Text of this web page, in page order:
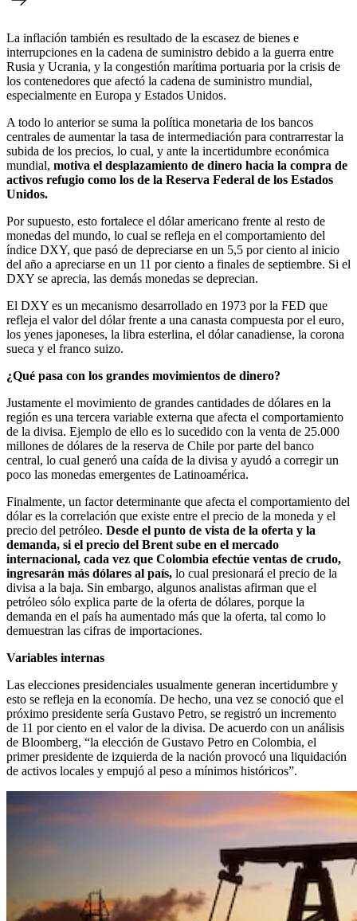
La inflación también es resultado de la escasez de bienes e
interrupciones en la cadena de suministro debido a la guerra entre
Rusia y Ucrania, y la congestión marítima portuaria por la crisis de
los contenedores que afectó la cadena de suministro mundial,
especialmente en Europa y Estados Unidos.
A todo lo anterior se suma la política monetaria de los bancos
centrales de aumentar la tasa de intermediación para contrarrestar la
subida de los precios, lo cual, y ante la incertidumbre económica
mundial, motiva el desplazamiento de dinero hacia la compra de
activos refugio como los de la Reserva Federal de los Estados
Unidos.
Por supuesto, esto fortalece el dólar americano frente al resto de
monedas del mundo, lo cual se refleja en el comportamiento del
índice DXY, que pasó de depreciarse en un 5,5 por ciento al inicio
del año a apreciarse en un 11 por ciento a finales de septiembre. Si el
DXY se aprecia, las demás monedas se deprecian.
El DXY es un mecanismo desarrollado en 1973 por la FED que
refleja el valor del dólar frente a una canasta compuesta por el euro,
los yenes japoneses, la libra esterlina, el dólar canadiense, la corona
sueca y el franco suizo.
¿Qué pasa con los grandes movimientos de dinero?
Justamente el movimiento de grandes cantidades de dólares en la
región es una tercera variable externa que afecta el comportamiento
de la divisa. Ejemplo de ello es lo sucedido con la venta de 25.000
millones de dólares de la reserva de Chile por parte del banco
central, lo cual generó una caída de la divisa y ayudó a corregir un
poco las monedas emergentes de Latinoamérica.
Finalmente, un factor determinante que afecta el comportamiento del
dólar es la correlación que existe entre el precio de la moneda y el
precio del petróleo. Desde el punto de vista de la oferta y la
demanda, si el precio del Brent sube en el mercado
internacional, cada vez que Colombia efectúe ventas de crudo,
ingresarán más dólares al país, lo cual presionará el precio de la
divisa a la baja. Sin embargo, algunos analistas afirman que el
petróleo sólo explica parte de la oferta de dólares, porque la
demanda en el país ha aumentado más que la oferta, tal como lo
demuestran las cifras de importaciones.
Variables internas
Las elecciones presidenciales usualmente generan incertidumbre y
esto se refleja en la economía. De hecho, una vez se conoció que el
próximo presidente sería Gustavo Petro, se registró un incremento
de 11 por ciento en el valor de la divisa. De acuerdo con un análisis
de Bloomberg, “la elección de Gustavo Petro en Colombia, el
primer presidente de izquierda de la nación provocó una liquidación
de activos locales y empujó al peso a mínimos históricos”.